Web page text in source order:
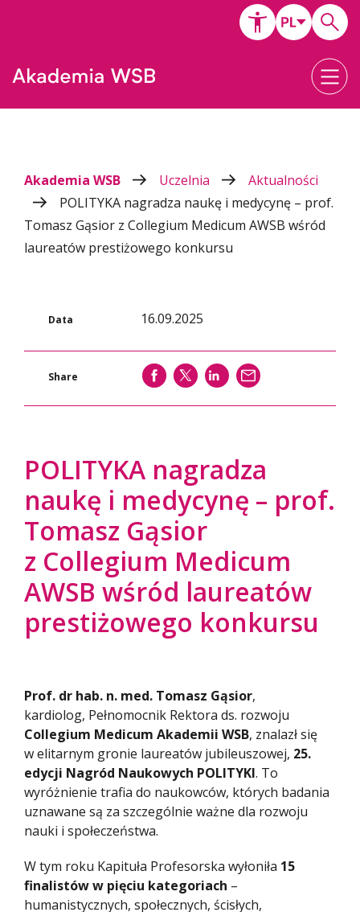
Akademia WSB Uczelnia
Aktualności
POLITYKA nagradza naukę i medycynę – prof.
Tomasz Gąsior z Collegium Medicum AWSB wśród
laureatów prestiżowego konkursu
Data 16.09.2025
Share SHARE SHARE SHARE
POLITYKA nagradza
naukę i medycynę – prof.
Tomasz Gąsior
z Collegium Medicum
AWSB wśród laureatów
prestiżowego konkursu
Prof. dr hab. n. med. Tomasz Gąsior,
kardiolog, Pełnomocnik Rektora ds. rozwoju
Collegium Medicum Akademii WSB, znalazł się
w elitarnym gronie laureatów jubileuszowej, 25.
edycji Nagród Naukowych POLITYKI. To
wyróżnienie trafia do naukowców, których badania
uznawane są za szczególnie ważne dla rozwoju
nauki i społeczeństwa.
W tym roku Kapituła Profesorska wyłoniła 15
finalistów w pięciu kategoriach –
humanistycznych, społecznych, ścisłych,